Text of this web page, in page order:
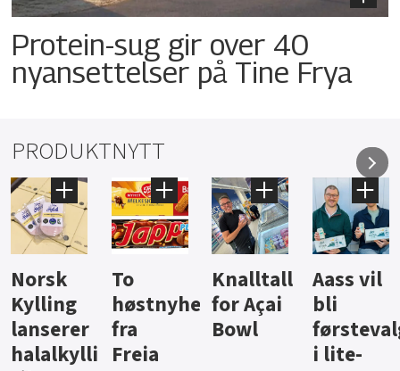
Protein-sug gir over 40
nyansettelser på Tine Frya
PRODUKTNYTT
Knalltall
for Açai
Bowl
Aass vil
bli
førstevalg
i lite-
Brus og
jus fra
Berentsen
Hard
iste fra
Hansa